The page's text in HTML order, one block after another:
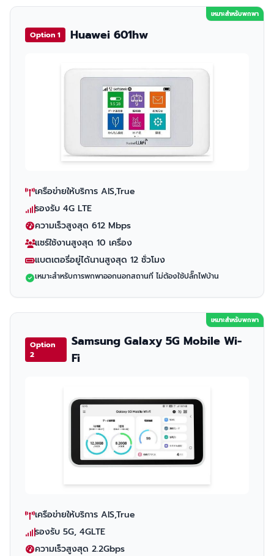
เหมาะสำหรับพกพา
Option 1 Huawei 601hw
เครือข่ายให้บริการ AIS,True
รองรับ 4G LTE
ความเร็วสูงสุด 612 Mbps
แชร์ใช้งานสูงสุด 10 เครื่อง
แบตเตอรี่อยู่ได้นานสูงสุด 12 ชั่วโมง
เหมาะสำหรับการพกพาออกนอกสถานที่ ไม่ต้องใช้ปลั๊กไฟบ้าน
เหมาะสำหรับพกพา
Option
2
Samsung Galaxy 5G Mobile Wi-
Fi
เครือข่ายให้บริการ AIS,True
รองรับ 5G, 4GLTE
ความเร็วสูงสุด 2.2Gbps